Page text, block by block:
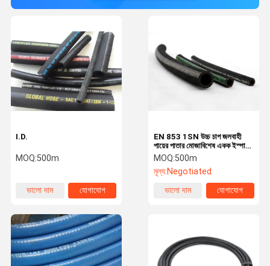
EN 853 1SN উচ্চ চাপ জলবাহী
পায়ের পাতার মোজাবিশেষ একক ইস্পাত
তারের শক্তিবৃদ্ধি
MOQ:500m
মূল্য:Negotiated
ভালো দাম
যোগাযোগ
I.D.
MOQ:500m
ভালো দাম যোগাযোগ